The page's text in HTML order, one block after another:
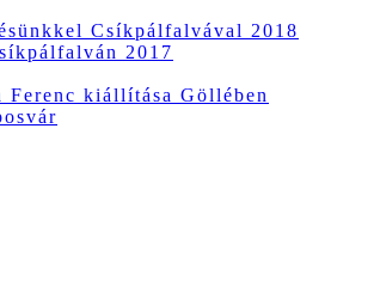
Csíkpálfalvával 2018
2017
Ferenc kiállítása Göllében